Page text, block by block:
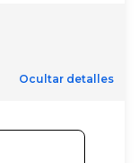
Ocultar detalles